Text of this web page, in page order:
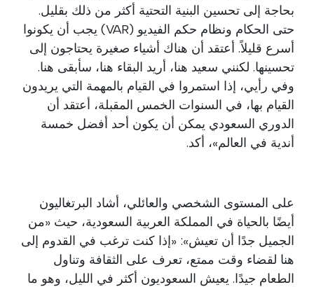
بحاجة إلى تحسين البنية التحتية أكثر من ذلك بقليل.
حتى الحكام ونظام حكم الفيديو (VAR) يجب أن يكونوا
أسرع قليلاً. أعتقد أن هناك أشياء صغيرة يحتاجون إلى
تحسينها. لكنني سعيد هنا، أريد البقاء هنا، سأبقى هنا.
وفي رأيي، إذا استمروا في القيام بالمهمة التي يريدون
القيام بها، في السنوات الخمس المقبلة، أعتقد أن
الدوري السعودي يمكن أن يكون أحد أفضل خمسة
أندية في العالم»، أكد.
على المستوى الشخصي والعائلي، أشاد البرتغاليون
أيضًا بالحياة في المملكة العربية السعودية، حيث «من
الجميل جدًا أن تعيش»: «إذا كنت ترغب في القدوم إلى
هنا لقضاء وقت ممتع، تعرف على الثقافة وتناول
الطعام جيدًا. يعيش السعوديون أكثر في الليل، وهو ما